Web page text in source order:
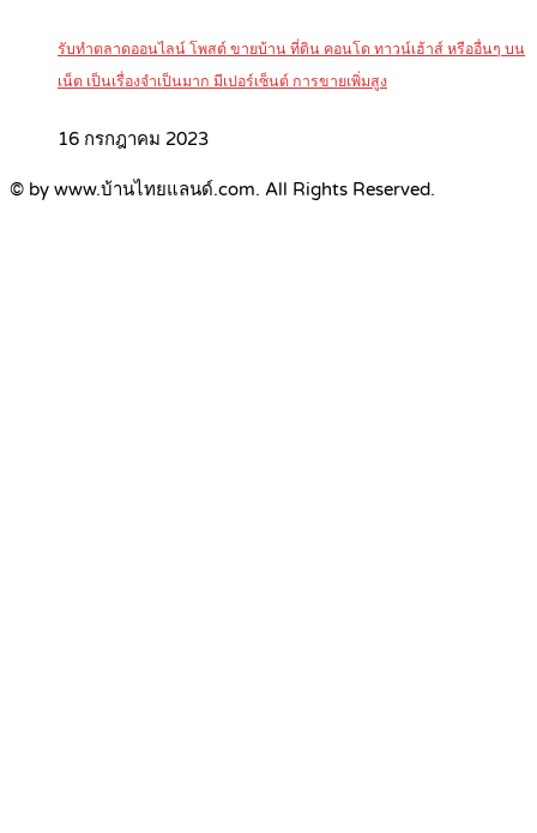
รับทำตลาดออนไลน์ โพสต์ ขายบ้าน ที่ดิน คอนโด ทาวน์เฮ้าส์ หรืออื่นๆ บน
เน็ต เป็นเรื่องจำเป็นมาก มีเปอร์เซ็นต์ การขายเพิ่มสูง
16 กรกฎาคม 2023
© by www.บ้านไทยแลนด์.com. All Rights Reserved.